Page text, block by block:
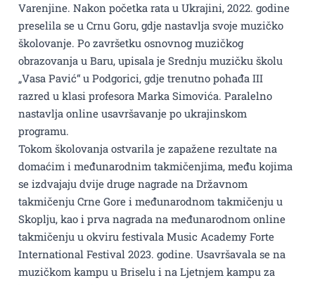
Varenjine. Nakon početka rata u Ukrajini, 2022. godine
preselila se u Crnu Goru, gdje nastavlja svoje muzičko
školovanje. Po završetku osnovnog muzičkog
obrazovanja u Baru, upisala je Srednju muzičku školu
„Vasa Pavić“ u Podgorici, gdje trenutno pohađa III
razred u klasi profesora Marka Simovića. Paralelno
nastavlja online usavršavanje po ukrajinskom
programu.
Tokom školovanja ostvarila je zapažene rezultate na
domaćim i međunarodnim takmičenjima, među kojima
se izdvajaju dvije druge nagrade na Državnom
takmičenju Crne Gore i međunarodnom takmičenju u
Skoplju, kao i prva nagrada na međunarodnom online
takmičenju u okviru festivala Music Academy Forte
International Festival 2023. godine. Usavršavala se na
muzičkom kampu u Briselu i na Ljetnjem kampu za